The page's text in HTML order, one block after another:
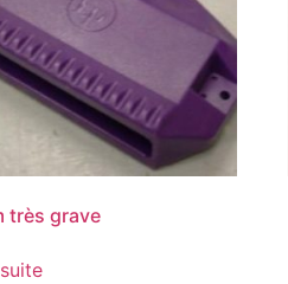
très grave